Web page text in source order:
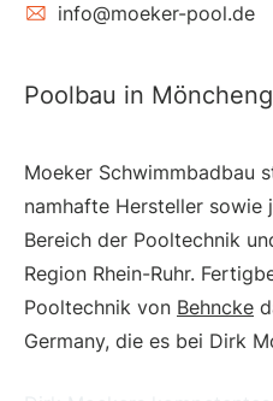
info@moeker-pool.de
Poolbau in
Moeker Schwimmbadbau
namhafte Hersteller sowie
Bereich der Pooltechnik
Region Rhein-Ruhr.
Pooltechnik von Behncke
Germany, die es bei Dirk